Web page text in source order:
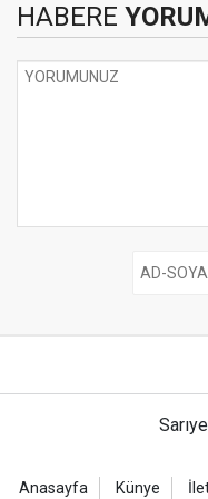
HABERE
Anasayfa Künye